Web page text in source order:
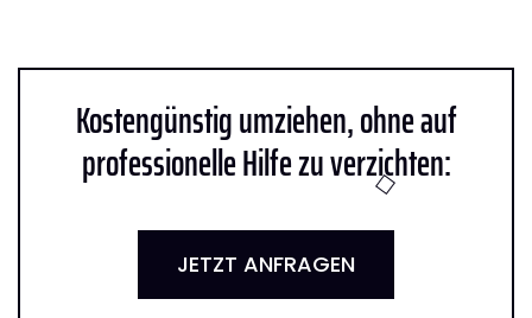
Kostengünstig umziehen, ohne auf
professionelle Hilfe zu verzichten:
JETZT ANFRAGEN